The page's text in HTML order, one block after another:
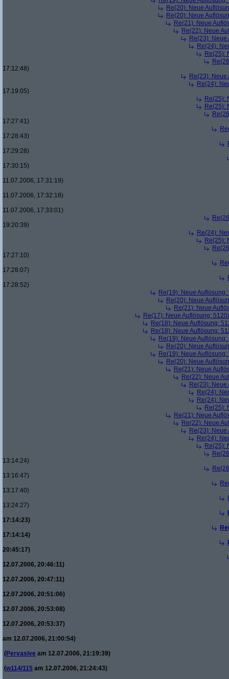
Re(20): Neue
Re(20): Neue
Re(21): Neue
Re(22): Neue
Re(23):
Re(24):
Re(25):
17:12:48)
Re(23):
Re(24):
17:19:05)
Re(25):
Re(25):
17:27:41)
17:28:43)
17:29:28)
17:30:15)
11.07.2006, 17:31:19)
11.07.2006, 17:32:18)
11.07.2006, 17:33:01)
19:20:39)
Re(24):
Re(25):
17:27:10)
17:28:07)
17:28:52)
Re(19): Neue
Re(20): Neue
Re(21): Neue
Re(17): Neue Auflösung:
Re(18): Neue Auflösung:
Re(18): Neue Auflösung:
Re(19): Neue
Re(20): Neue
Re(19): Neue
Re(20): Neue
Re(21): Neue
Re(22): Neue
Re(23):
Re(24):
Re(24):
Re(25):
Re(21): Neue
Re(22): Neue
Re(23):
Re(24):
Re(25):
13:14:24)
13:16:47)
13:17:40)
13:24:27)
17:14:23)
17:14:14)
20:45:17)
12.07.2006, 20:46:11)
12.07.2006, 20:47:11)
12.07.2006, 20:51:06)
12.07.2006, 20:53:08)
12.07.2006, 20:53:37)
am 12.07.2006, 21:00:54)
(Pervasive am 12.07.2006, 21:19:39)
(w114/115 am 12.07.2006, 21:24:43)